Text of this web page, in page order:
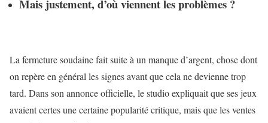
Mais justement, d’où viennent les problèmes ?
La fermeture soudaine fait suite à un manque d’argent, chose dont
on repère en général les signes avant que cela ne devienne trop
tard. Dans son annonce officielle, le studio expliquait que ses jeux
avaient certes une certaine popularité critique, mais que les ventes